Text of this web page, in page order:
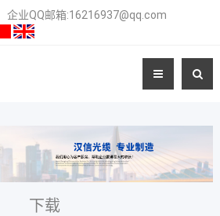
企业QQ邮箱:16216937@qq.com
下载